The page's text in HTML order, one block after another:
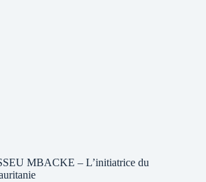
MBACKE – L’initiatrice du